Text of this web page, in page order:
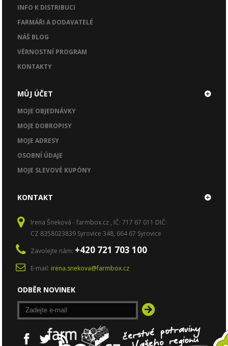
INFO K DISTRIBUCI
FARMÁŘI A DODAVATELÉ
NÁŠ BLOG
VĚRNOSTNÍ PROGRAM
KONTAKTY
MŮJ ÚČET
MOJE OBJEDNÁVKY
MOJE DOBROPISY
MOJE ADRESY
OSOBNÍ ÚDAJE
MOJE SLEVOVÉ KUPÓNY
KONTAKT
Irena Šneková - farmbox.cz , IČ: 717 67 011 DIČ:
CZ 8358023839 Syrovice 348, 664 67 Syrovice
Zavolejte nám: +420 721 703 100
E-mail: irena.snekova@farmbox.cz
ODBĚR NOVINEK